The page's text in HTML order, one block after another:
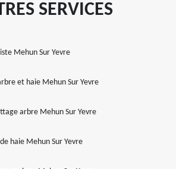
SERVICES
Mehun Sur Yevre
et haie Mehun Sur Yevre
arbre Mehun Sur Yevre
haie Mehun Sur Yevre